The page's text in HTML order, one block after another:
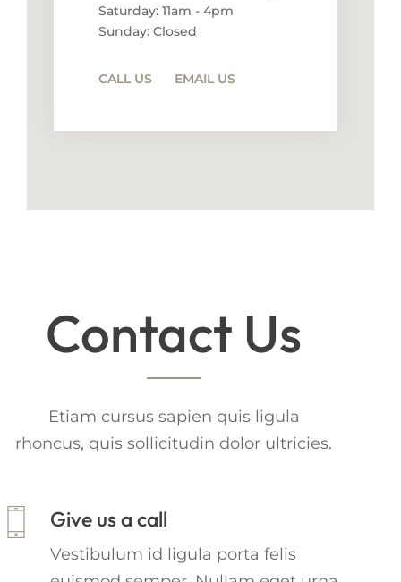
Saturday: 11am - 4pm
Sunday: Closed
CALL US EMAIL US
Contact Us
Etiam cursus sapien quis ligula
rhoncus, quis sollicitudin dolor ultricies.
Give us a call
Vestibulum id ligula porta felis